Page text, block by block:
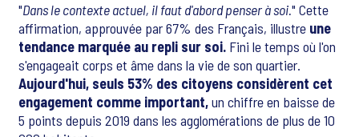
"Dans le contexte actuel, il faut d'abord penser à soi." Cette
affirmation, approuvée par 67% des Français, illustre une
tendance marquée au repli sur soi. Fini le temps où l'on
s'engageait corps et âme dans la vie de son quartier.
Aujourd'hui, seuls 53% des citoyens considèrent cet
engagement comme important,un chiffre en baisse de
5 points depuis 2019 dans les agglomérations de plus de 10